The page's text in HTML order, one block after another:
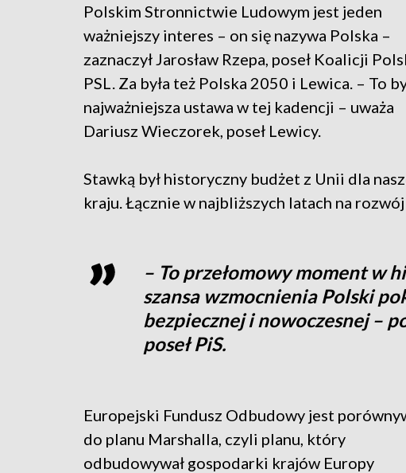
Polskim Stronnictwie Ludowym jest jeden
ważniejszy interes – on się nazywa Polska –
zaznaczył Jarosław Rzepa, poseł Koalicji
PSL. Za była też Polska 2050 i Lewica. – To
najważniejsza ustawa w tej kadencji – uważa
Dariusz Wieczorek, poseł Lewicy.
Stawką był historyczny budżet z Unii dla
kraju. Łącznie w najbliższych latach na
– To przełomowy moment w
szansa wzmocnienia Polski
bezpiecznej i nowoczesnej –
poseł PiS.
Europejski Fundusz Odbudowy jest
do planu Marshalla, czyli planu, który
odbudowywał gospodarki krajów Europy